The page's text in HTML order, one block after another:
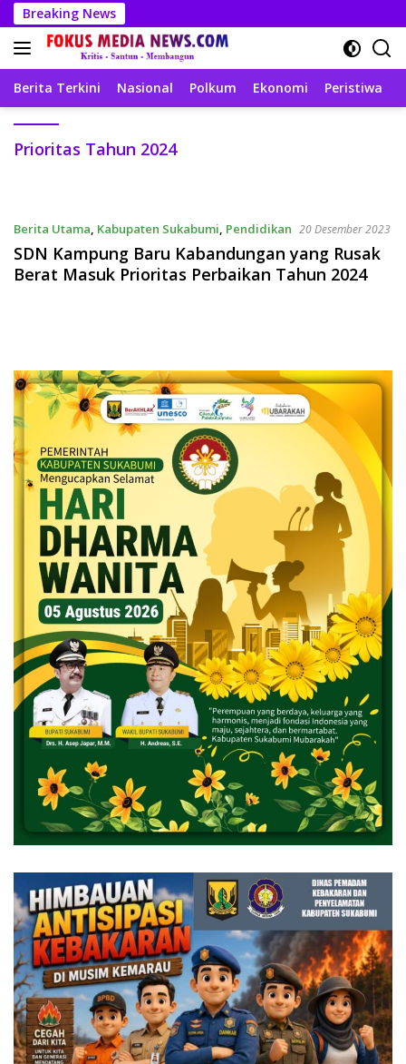
Langsung
ke
konten
Breaking News
Berita Terkini Nasional Polkum Ekonomi Peristiwa
Prioritas Tahun 2024
Berita Utama, Kabupaten Sukabumi, Pendidikan 20 Desember 2023
SDN Kampung Baru Kabandungan yang Rusak
Berat Masuk Prioritas Perbaikan Tahun 2024